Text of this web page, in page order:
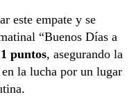
este empate y se
“Buenos Días a
puntos, asegurando la
la lucha por un lugar